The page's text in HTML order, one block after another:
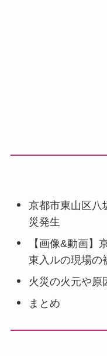
京都市東山区八
災発生
【画像&動画】
東入ルの現場の
火災の火元や原
まとめ